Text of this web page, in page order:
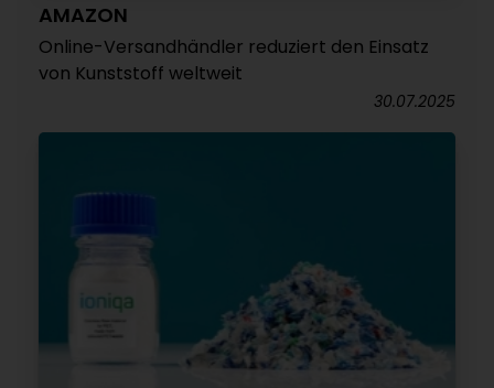
AMAZON
Online-Versandhändler reduziert den Einsatz
von Kunststoff weltweit
30.07.2025